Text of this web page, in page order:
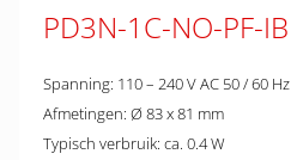
PD3N-1C-NO-PF-IB
Spanning: 110 – 240 V AC 50 / 60 Hz
Afmetingen: Ø 83 x 81 mm
Typisch verbruik: ca. 0.4 W